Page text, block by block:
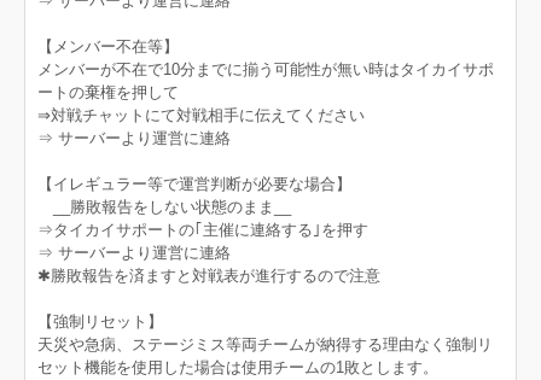
【メンバー不在等】
メンバーが不在で10分までに揃う可能性が無い時はタイカイサポ
ートの棄権を押して
⇒対戦チャットにて対戦相手に伝えてください
⇒ サーバーより運営に連絡
【イレギュラー等で運営判断が必要な場合】
__勝敗報告をしない状態のまま__
⇒タイカイサポートの｢主催に連絡する｣を押す
⇒ サーバーより運営に連絡
✱勝敗報告を済ますと対戦表が進行するので注意
【強制リセット】
天災や急病、ステージミス等両チームが納得する理由なく強制リ
セット機能を使用した場合は使用チームの1敗とします。